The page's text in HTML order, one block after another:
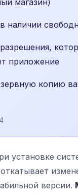
магазин)
наличии
приложение
копию
установке
версии.